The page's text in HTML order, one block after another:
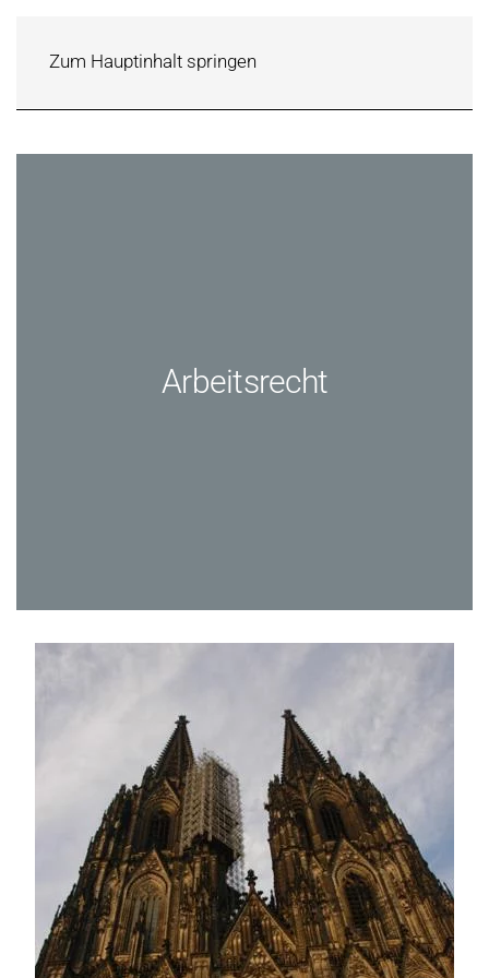
Zum Hauptinhalt springen
Arbeitsrecht